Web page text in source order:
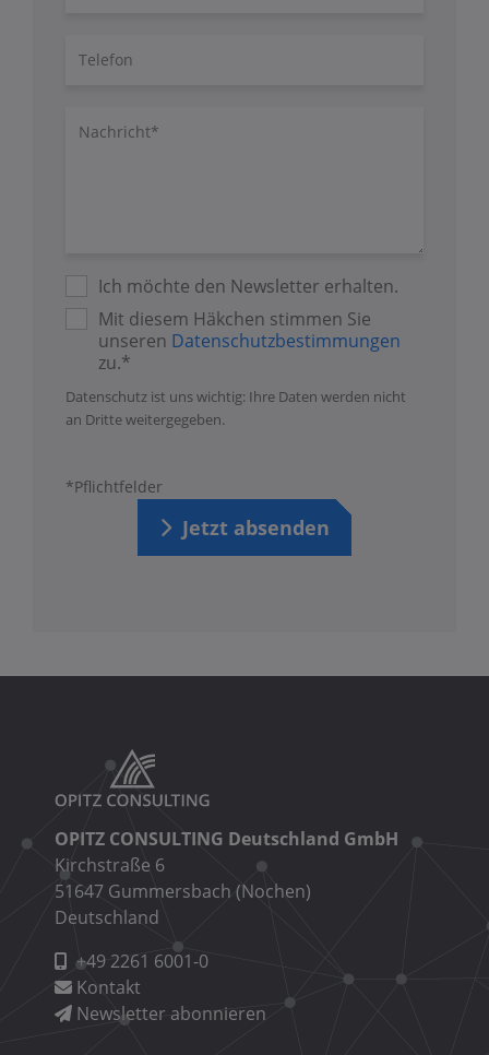
Telefon
Nachricht/Fragen
Ich möchte den Newsletter erhalten.
Mit diesem Häkchen stimmen Sie
unseren Datenschutzbestimmungen
zu.*
Datenschutz ist uns wichtig: Ihre Daten werden nicht
an Dritte weitergegeben.
*Pflichtfelder
Jetzt absenden
OPITZ CONSULTING Deutschland GmbH
Kirchstraße 6
51647 Gummersbach (Nochen)
Deutschland
+49 2261 6001-0
Kontakt
Newsletter abonnieren